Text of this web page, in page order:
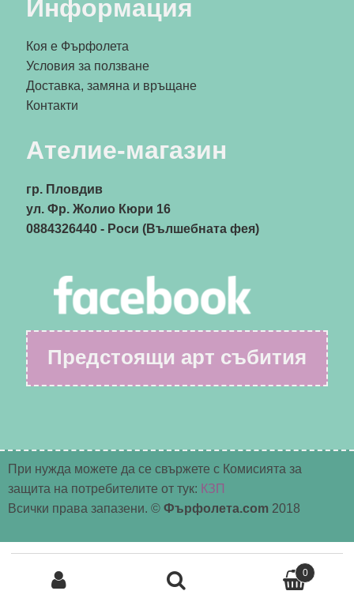
Информация
Коя е Фърфолета
Условия за ползване
Доставка, замяна и връщане
Контакти
Ателие-магазин
гр. Пловдив
ул. Фр. Жолио Кюри 16
0884326440- Роси (Вълшебната фея)
Предстоящи арт събития
0
При нужда можете да се свържете с Комисията за
защита на потребителите от тук: КЗП
Всички права запазени. © Фърфолета.com 2018